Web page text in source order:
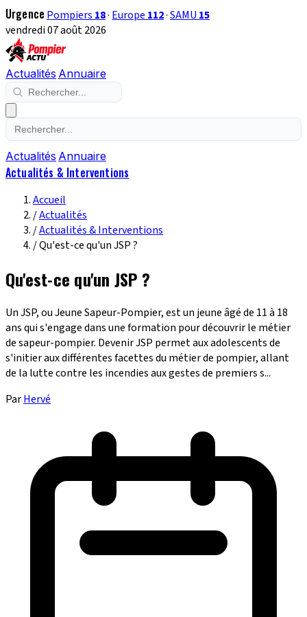
Urgence Pompiers 18· Europe 112·SAMU 15
vendredi 07 août 2026
Actualités Annuaire
Actualités Annuaire
Actualités & Interventions
Accueil
/Actualités
/Actualités & Interventions
/Qu'est-ce qu'un JSP ?
Qu'est-ce qu'un JSP ?
Un JSP, ou Jeune Sapeur-Pompier, est un jeune âgé de 11 à 18
ans qui s'engage dans une formation pour découvrir le métier
de sapeur-pompier. Devenir JSP permet aux adolescents de
s'initier aux différentes facettes du métier de pompier, allant
de la lutte contre les incendies aux gestes de premiers s...
ParHervé